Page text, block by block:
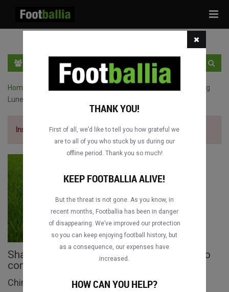
Home
Shandong
Luneng vs. Changchun Yatai
Inscriva-se grátis para ver o jogo.
Shandong Luneng vs. Changchun Yatai jogo
completo
Chinese Super League 2017
THANK YOU!
First of all, we’d like to tell you how grateful we
are to all of you who stuck by us during our
offline period. Thank you so much!
KEEP FOOTBALLIA ALIVE!
But the threat is not gone. As you know, in
recent months, Footballia has been in danger
of disappearing. We’ve improved our protection
so you can keep enjoying football history, but
as a consequence, our expenses have
increased.
HOW CAN YOU HELP?